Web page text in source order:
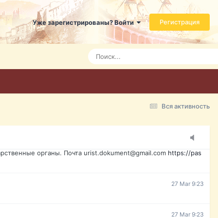
Уже зарегистрированы? Войти Регистрация
Вся активность
даже ребенок. Быстрое оформление договора с
7 Mar 3:21
7 Mar 3:24
7 Mar 3:28
15 Mar 16:47
органы. Почта urist.dokument@gmail.com https://pas
27 Mar 9:23
27 Mar 9:23